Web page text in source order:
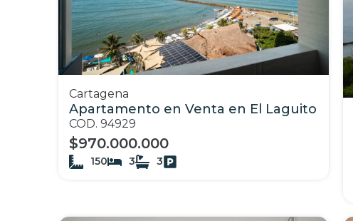
Cartagena
Apartamento en Venta en El Laguito
COD. 94929
$970.000.000
150 3 3